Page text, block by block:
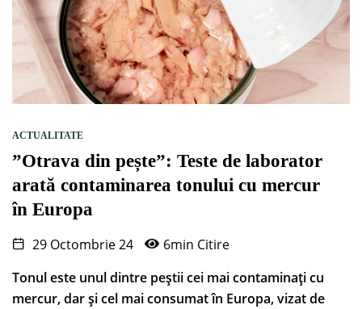
ACTUALITATE
”Otrava din pește”: Teste de laborator
arată contaminarea tonului cu mercur
în Europa
29 Octombrie 24
6min Citire
Tonul este unul dintre peștii cei mai contaminați cu
mercur, dar și cel mai consumat în Europa, vizat de